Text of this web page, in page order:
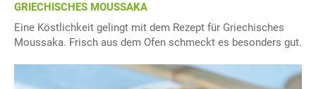
GRIECHISCHES MOUSSAKA
Eine Köstlichkeit gelingt mit dem Rezept für Griechisches
Moussaka. Frisch aus dem Ofen schmeckt es besonders gut.